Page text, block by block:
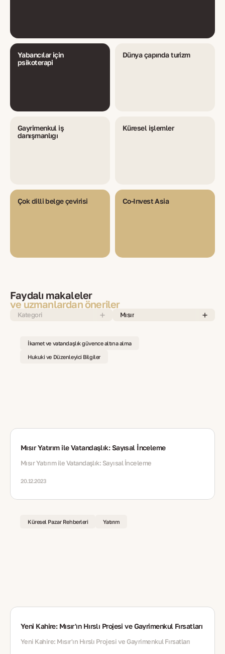
Yabancılar için
psikoterapi
Dünya çapında turizm
Gayrimenkul iş
danışmanlığı
Küresel işlemler
Çok dilli belge çevirisi Co-Invest Asia
Faydalı makaleler
ve uzmanlardan öneriler
Kategori Mısır
İkamet ve vatandaşlık güvence altına alma
Hukuki ve Düzenleyici Bilgiler
Mısır Yatırım ile Vatandaşlık: Sayısal İnceleme
Mısır Yatırım ile Vatandaşlık: Sayısal İnceleme
20.12.2023
Küresel Pazar Rehberleri Yatırım
Yeni Kahire: Mısır'ın Hırslı Projesi ve Gayrimenkul Fırsatları
Yeni Kahire: Mısır'ın Hırslı Projesi ve Gayrimenkul Fırsatları